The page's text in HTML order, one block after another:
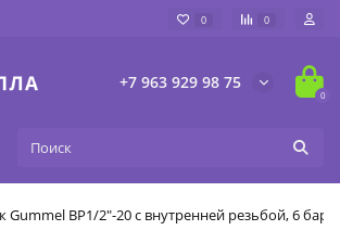
0 0
+7 963 929 98 75
0
Gummel ВР1/2"-20 с внутренней резьбой, 6 бар